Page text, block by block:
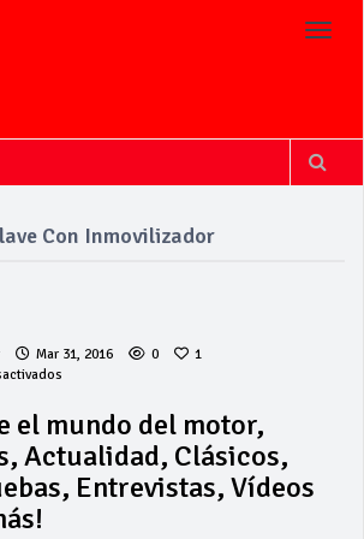
Con Inmovilizador
Mar 31, 2016 0
1
el
mundo
del
motor,
el mundo del motor,
Actualidad, Clásicos,
Entrevistas, Vídeos